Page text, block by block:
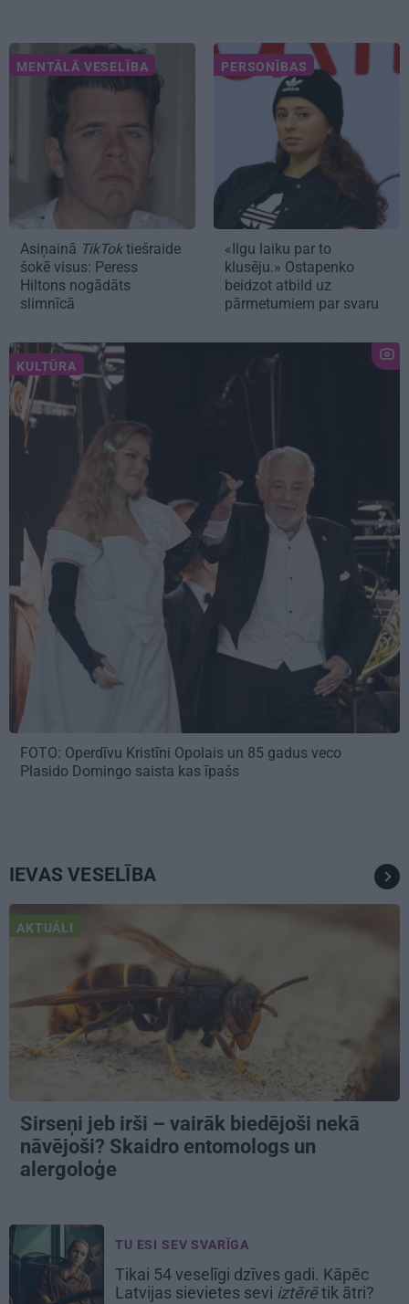
MENTĀLĀ VESELĪBA
Asiņainā TikToktiešraide
šokē visus: Peress
Hiltons nogādāts
slimnīcā
PERSONĪBAS
«Ilgu laiku par to
klusēju.» Ostapenko
beidzot atbild uz
pārmetumiem par svaru
KULTŪRA
FOTO: Operdīvu Kristīni Opolais un 85 gadus veco
Plasido Domingo saista kas īpašs
IEVAS VESELĪBA
AKTUĀLI
Sirseņi jeb irši – vairāk biedējoši nekā
nāvējoši? Skaidro entomologs un
alergoloģe
TU ESI SEV SVARĪGA
Tikai 54 veselīgi dzīves gadi. Kāpēc
Latvijas sievietes sevi iztērētik ātri?